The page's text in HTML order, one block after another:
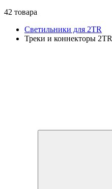
42 товара
Светильники для 2TR
Треки и коннекторы 2TR